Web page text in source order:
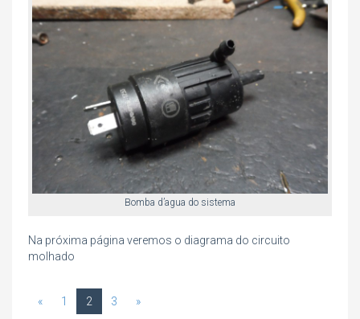
Bomba d’agua do sistema
Na próxima página veremos o diagrama do circuito
molhado
« 1 2 3 »